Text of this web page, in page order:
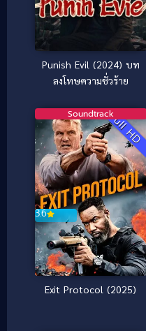
Punish Evil (2024) บท
ลงโทษความชั่วร้าย
Full HD
3.6
Soundtrack
Exit Protocol (2025)